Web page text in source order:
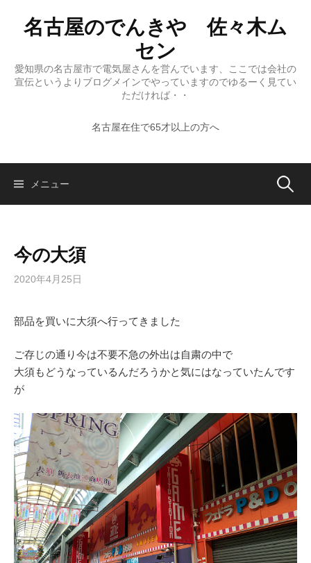
プ
名古屋のでんきや 佐々木ム
セン
愛知県の名古屋市で電気屋さんを営んでいます、ここでは会社の
宣伝というよりブログメインでやっていますのでゆるーく見てい
ただければ・・
名古屋在住で65才以上の方へ
メニュー 検
今の大須
2020年4月25日
部品を買いに大須へ行ってきました
ご存じの通り今は不要不急の外出は自粛の中で
大須もどうなっているんだろうかと気にはなっていたんです
が